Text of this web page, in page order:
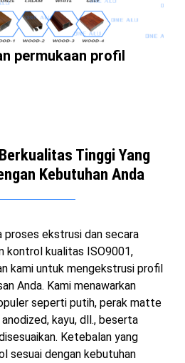
permukaan profil
Tinggi Yang
Kebutuhan Anda
proses ekstrusi dan secara
kontrol kualitas ISO9001,
kami untuk mengekstrusi profil
Anda. Kami menawarkan
seperti putih, perak matte
kayu, dll., beserta
Ketebalan yang
sesuai dengan kebutuhan